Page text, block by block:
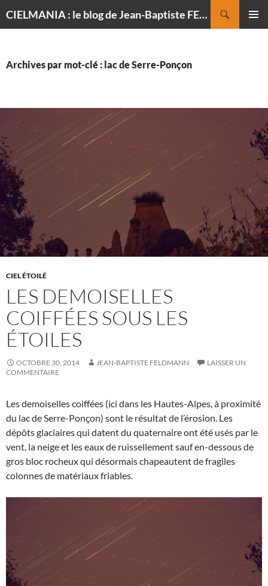
CIELMANIA : le blog de Jean-Baptiste FELDMANN, photographe du ciel
Archives par mot-clé : lac de Serre-Ponçon
CIEL ÉTOILÉ
LES DEMOISELLES
COIFFÉES SOUS LES
ÉTOILES
OCTOBRE 30, 2014 JEAN-BAPTISTE FELDMANN
LAISSER UN
COMMENTAIRE
Les demoiselles coiffées (ici dans les Hautes-Alpes, à proximité
du lac de Serre-Ponçon) sont le résultat de l’érosion. Les
dépôts glaciaires qui datent du quaternaire ont été usés par le
vent, la neige et les eaux de ruissellement sauf en-dessous de
gros bloc rocheux qui désormais chapeautent de fragiles
colonnes de matériaux friables.